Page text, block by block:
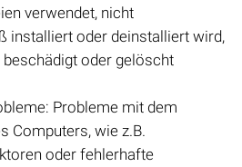
verwendet, nicht
installiert oder deinstalliert wird,
beschädigt oder gelöscht
Probleme mit dem
Computers, wie z.B.
oder fehlerhafte